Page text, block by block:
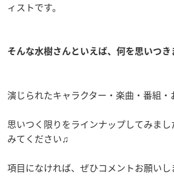
ィストです。
そんな水樹さんといえば、何を思いつき
演じられたキャラクター・楽曲・番組
思いつく限りをラインナップしてみま
みてください♫
項目になければ、ぜひコメントお願いし